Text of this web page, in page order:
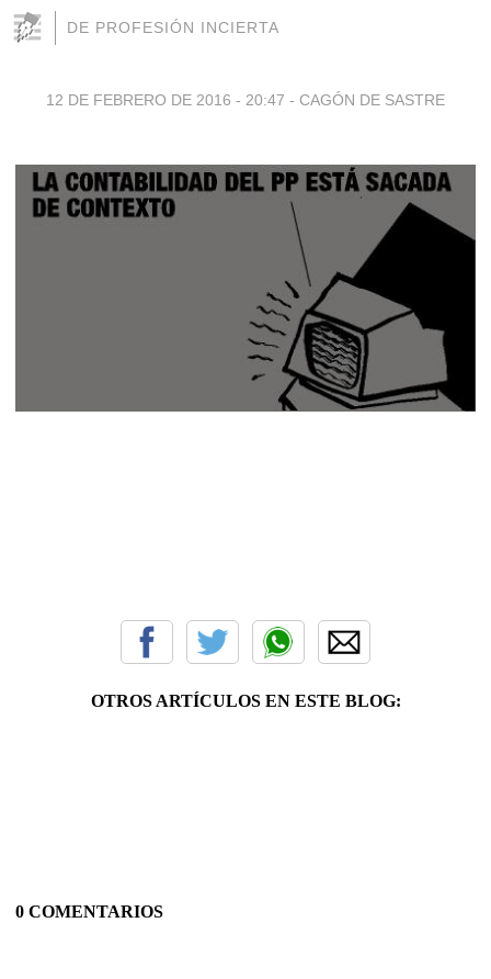
DE PROFESIÓN INCIERTA
12 DE FEBRERO DE 2016 - 20:47 - CAGÓN DE SASTRE
OTROS ARTÍCULOS EN ESTE BLOG:
0 COMENTARIOS